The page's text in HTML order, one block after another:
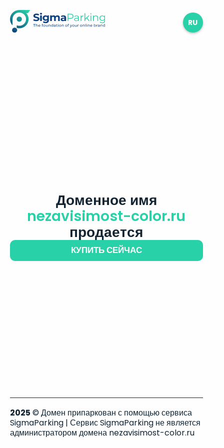
RU
Доменное имя
nezavisimost-color.ru
продается
КУПИТЬ СЕЙЧАС
2025 © Домен припаркован с помощью сервиса
SigmaParking | Сервис SigmaParking не является
администратором домена nezavisimost-color.ru